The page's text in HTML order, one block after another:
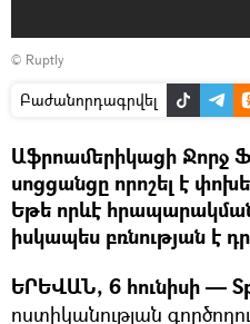
© Ruptly
Բաժանորդագրվել
Աֆրոամերիկացի Ջորջ
սոցցանցը որոշել է
Եթե որևէ
իսկապես բռնության է
ԵՐԵՎԱՆ, 6 հունիսի —
ոստիկանության